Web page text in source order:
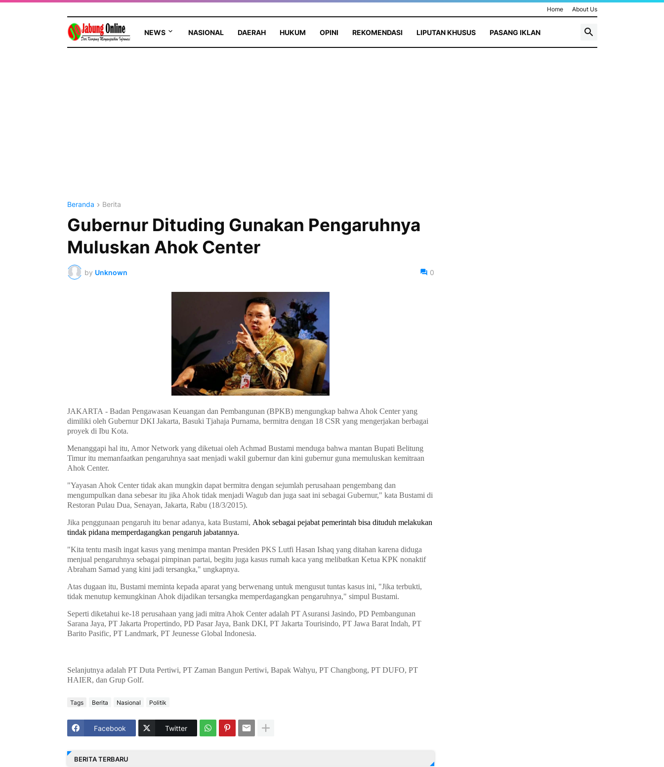
Home About Us
NEWS NASIONAL DAERAH HUKUM OPINI REKOMENDASI LIPUTAN KHUSUS PASANG IKLAN
Beranda Berita
Gubernur Dituding Gunakan Pengaruhnya
Muluskan Ahok Center
by Unknown 0
JAKARTA - Badan Pengawasan Keuangan dan Pembangunan (BPKB) mengungkap bahwa Ahok Center yang
dimiliki oleh Gubernur DKI Jakarta, Basuki Tjahaja Purnama, bermitra dengan 18 CSR yang mengerjakan berbagai
proyek di Ibu Kota.
Menanggapi hal itu, Amor Network yang diketuai oleh Achmad Bustami menduga bahwa mantan Bupati Belitung
Timur itu memanfaatkan pengaruhnya saat menjadi wakil gubernur dan kini gubernur guna memuluskan kemitraan
Ahok Center.
"Yayasan Ahok Center tidak akan mungkin dapat bermitra dengan sejumlah perusahaan pengembang dan
mengumpulkan dana sebesar itu jika Ahok tidak menjadi Wagub dan juga saat ini sebagai Gubernur," kata Bustami di
Restoran Pulau Dua, Senayan, Jakarta, Rabu (18/3/2015).
Jika penggunaan pengaruh itu benar adanya, kata Bustami, Ahok sebagai pejabat pemerintah bisa dituduh melakukan
tindak pidana memperdagangkan pengaruh jabatannya.
"Kita tentu masih ingat kasus yang menimpa mantan Presiden PKS Lutfi Hasan Ishaq yang ditahan karena diduga
menjual pengaruhnya sebagai pimpinan partai, begitu juga kasus rumah kaca yang melibatkan Ketua KPK nonaktif
Abraham Samad yang kini jadi tersangka," ungkapnya.
Atas dugaan itu, Bustami meminta kepada aparat yang berwenang untuk mengusut tuntas kasus ini, "Jika terbukti,
tidak menutup kemungkinan Ahok dijadikan tersangka memperdagangkan pengaruhnya," simpul Bustami.
Seperti diketahui ke-18 perusahaan yang jadi mitra Ahok Center adalah PT Asuransi Jasindo, PD Pembangunan
Sarana Jaya, PT Jakarta Propertindo, PD Pasar Jaya, Bank DKI, PT Jakarta Tourisindo, PT Jawa Barat Indah, PT
Barito Pasific, PT Landmark, PT Jeunesse Global Indonesia.
Selanjutnya adalah PT Duta Pertiwi, PT Zaman Bangun Pertiwi, Bapak Wahyu, PT Changbong, PT DUFO, PT
HAIER, dan Grup Golf.
Tags Berita Nasional Politik
Facebook Twitter
BERITA TERBARU